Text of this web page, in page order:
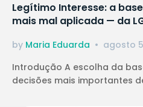
Legítimo Interesse: a
mais mal aplicada — da
by Maria Eduarda
agosto
Introdução A escolha da
decisões mais importantes